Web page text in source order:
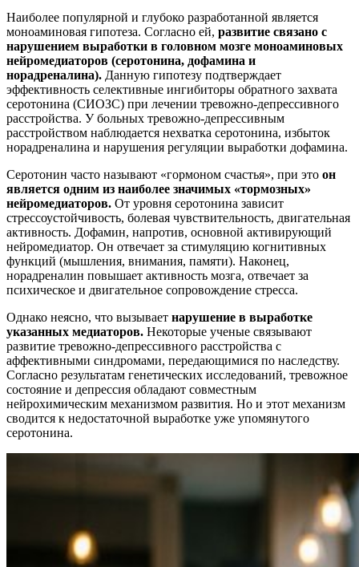
Наиболее популярной и глубоко разработанной является
моноаминовая гипотеза. Согласно ей, развитие связано с
нарушением выработки в головном мозге моноаминовых
нейромедиаторов (серотонина, дофамина и
норадреналина). Данную гипотезу подтверждает
эффективность селективные ингибиторы обратного захвата
серотонина (СИОЗС) при лечении тревожно-депрессивного
расстройства. У больных тревожно-депрессивным
расстройством наблюдается нехватка серотонина, избыток
норадреналина и нарушения регуляции выработки дофамина.
Серотонин часто называют «гормоном счастья», при это он
является одним из наиболее значимых «тормозных»
нейромедиаторов. От уровня серотонина зависит
стрессоустойчивость, болевая чувствительность, двигательная
активность. Дофамин, напротив, основной активирующий
нейромедиатор. Он отвечает за стимуляцию когнитивных
функций (мышления, внимания, памяти). Наконец,
норадреналин повышает активность мозга, отвечает за
психическое и двигательное сопровождение стресса.
Однако неясно, что вызывает нарушение в выработке
указанных медиаторов. Некоторые ученые связывают
развитие тревожно-депрессивного расстройства с
аффективными синдромами, передающимися по наследству.
Согласно результатам генетических исследований, тревожное
состояние и депрессия обладают совместным
нейрохимическим механизмом развития. Но и этот механизм
сводится к недостаточной выработке уже упомянутого
серотонина.